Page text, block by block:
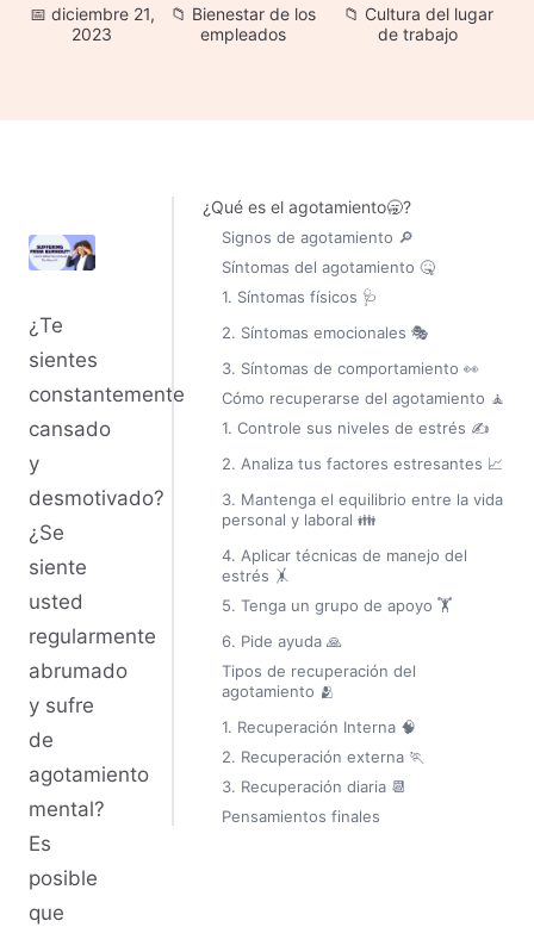
diciembre 21,
2023
Bienestar de los
empleados
Cultura del lugar
de trabajo
¿Te
sientes
constantemente
cansado
y
desmotivado?
¿Se
siente
usted
regularmente
abrumado
y sufre
de
agotamiento
mental?
Es
posible
que
¿Qué es el agotamiento🥱?
Signos de agotamiento 🔎
Síntomas del agotamiento 🤒
1. Síntomas físicos 🩺
2. Síntomas emocionales 🎭
3. Síntomas de comportamiento 👀
Cómo recuperarse del agotamiento 🧘
1. Controle sus niveles de estrés ✍️
2. Analiza tus factores estresantes 📈
3. Mantenga el equilibrio entre la vida
personal y laboral 👪
4. Aplicar técnicas de manejo del
estrés 🤸
5. Tenga un grupo de apoyo 🏋️
6. Pide ayuda 🙏
Tipos de recuperación del
agotamiento 🫂
1. Recuperación Interna 🧠
2. Recuperación externa 🏃
3. Recuperación diaria 📆
Pensamientos finales